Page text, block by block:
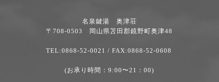
名泉鍵湯 奥津荘
〒708-0503 岡山県苫田郡鏡野町奥津48
TEL:0868-52-0021 / FAX:0868-52-0608
(お承り時間：9:00〜21：00)